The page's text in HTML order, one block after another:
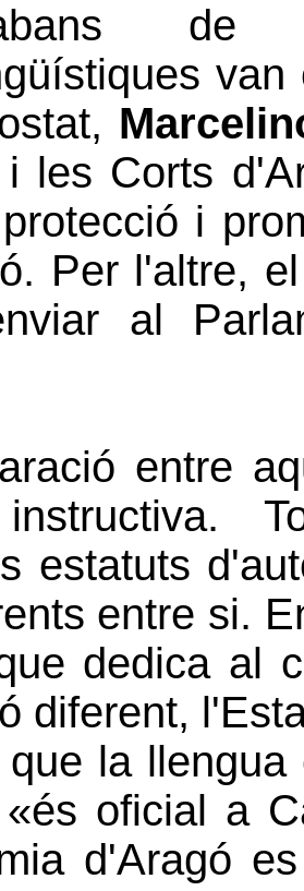
de
i les Corts
i
Per l'altre,
al
entre
estatuts
entre si.
dedica al
diferent,
la
oficial a
d'Aragó